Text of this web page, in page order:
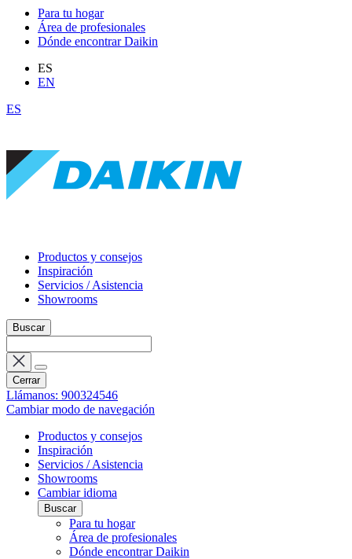
Para tu hogar
Área de profesionales
Dónde encontrar Daikin
ES
EN
ES
Productos y consejos
Inspiración
Servicios / Asistencia
Showrooms
Buscar
Cerrar
Llámanos: 900324546
Cambiar modo de navegación
Productos y consejos
Inspiración
Servicios / Asistencia
Showrooms
Cambiar idioma
Buscar
Para tu hogar
Área de profesionales
Dónde encontrar Daikin